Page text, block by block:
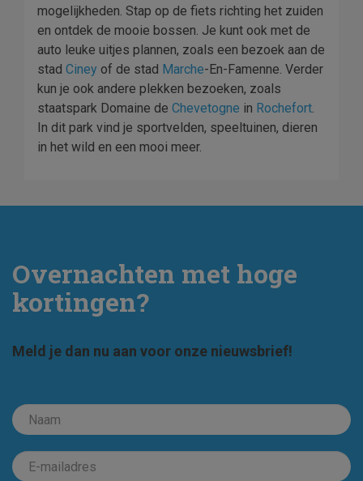
mogelijkheden. Stap op de fiets richting het zuiden
en ontdek de mooie bossen. Je kunt ook met de
auto leuke uitjes plannen, zoals een bezoek aan de
stad Ciney of de stad Marche-En-Famenne. Verder
kun je ook andere plekken bezoeken, zoals
staatspark Domaine de Chevetogne in Rochefort.
In dit park vind je sportvelden, speeltuinen, dieren
in het wild en een mooi meer.
Overnachten met hoge
kortingen?
Meld je dan nu aan voor onze nieuwsbrief!